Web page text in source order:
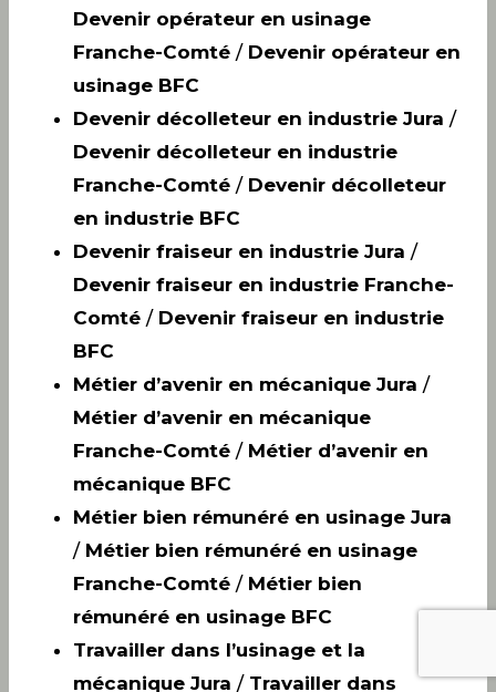
Devenir opérateur en usinage
Franche-Comté / Devenir opérateur en
usinage BFC
Devenir décolleteur en industrie Jura /
Devenir décolleteur en industrie
Franche-Comté / Devenir décolleteur
en industrie BFC
Devenir fraiseur en industrie Jura /
Devenir fraiseur en industrie Franche-
Comté / Devenir fraiseur en industrie
BFC
Métier d’avenir en mécanique Jura /
Métier d’avenir en mécanique
Franche-Comté / Métier d’avenir en
mécanique BFC
Métier bien rémunéré en usinage Jura
/ Métier bien rémunéré en usinage
Franche-Comté / Métier bien
rémunéré en usinage BFC
Travailler dans l’usinage et la
mécanique Jura / Travailler dans